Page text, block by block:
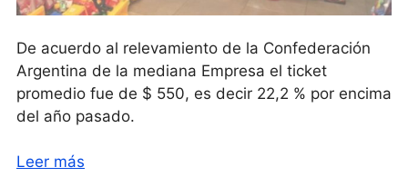
De acuerdo al relevamiento de la Confederación
Argentina de la mediana Empresa el ticket
promedio fue de $ 550, es decir 22,2 % por encima
del año pasado.
Leer más